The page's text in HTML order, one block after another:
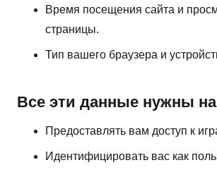
Время посещения сайта и
страницы.
Тип вашего браузера и
Все эти данные нужны
Предоставлять вам доступ к
Идентифицировать вас как